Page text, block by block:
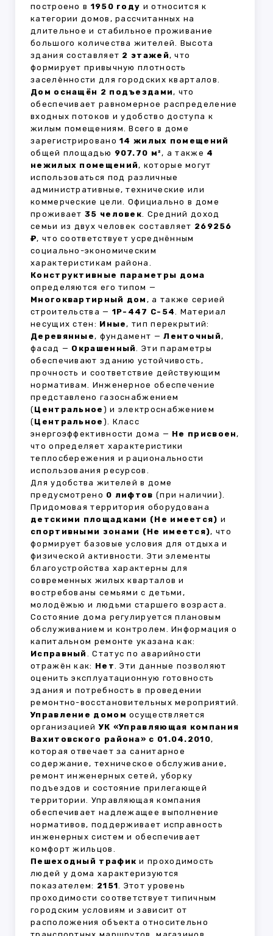
построено в 1950 году и относится к
категории домов, рассчитанных на
длительное и стабильное проживание
большого количества жителей. Высота
здания составляет 2 этажей, что
формирует привычную плотность
заселённости для городских кварталов.
Дом оснащён 2 подъездами, что
обеспечивает равномерное распределение
входных потоков и удобство доступа к
жилым помещениям. Всего в доме
зарегистрировано14 жилых помещений
общей площадью 907.70 м², а также 4
нежилых помещений, которые могут
использоваться под различные
административные, технические или
коммерческие цели. Официально в доме
проживает 35 человек. Средний доход
семьи из двух человек составляет 269256
₽, что соответствует усреднённым
социально-экономическим
характеристикам района.
Конструктивные параметры дома
определяются его типом —
Многоквартирный дом , а также серией
строительства — 1Р-447 С-54. Материал
несущих стен: Иные, тип перекрытий:
Деревянные, фундамент —Ленточный,
фасад — Окрашенный. Эти параметры
обеспечивают зданию устойчивость,
прочность и соответствие действующим
нормативам. Инженерное обеспечение
представлено газоснабжением
(Центральное ) и электроснабжением
(Центральное ). Класс
энергоэффективности дома — Не присвоен,
что определяет характеристики
теплосбережения и рациональности
использования ресурсов.
Для удобства жителей в доме
предусмотрено 0 лифтов (при наличии).
Придомовая территория оборудована
детскими площадками (Не имеется) и
спортивными зонами (Не имеется), что
формирует базовые условия для отдыха и
физической активности. Эти элементы
благоустройства характерны для
современных жилых кварталов и
востребованы семьями с детьми,
молодёжью и людьми старшего возраста.
Состояние дома регулируется плановым
обслуживанием и контролем. Информация о
капитальном ремонте указана как:
Исправный . Статус по аварийности
отражён как: Нет. Эти данные позволяют
оценить эксплуатационную готовность
здания и потребность в проведении
ремонтно-восстановительных мероприятий.
Управление домом осуществляется
организациейУК «Управляющая компания
Вахитовского района» с 01.04.2010,
которая отвечает за санитарное
содержание, техническое обслуживание,
ремонт инженерных сетей, уборку
подъездов и состояние прилегающей
территории. Управляющая компания
обеспечивает надлежащее выполнение
нормативов, поддерживает исправность
инженерных систем и обеспечивает
комфорт жильцов.
Пешеходный трафик и проходимость
людей у дома характеризуются
показателем: 2151. Этот уровень
проходимости соответствует типичным
городским условиям и зависит от
расположения объекта относительно